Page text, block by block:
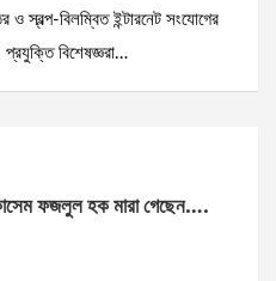
ও স্বল্প-বিলম্বিত ইন্টারনেট সংযোগের
প্রযুক্তি বিশেষজ্ঞরা…
ফজলুল হক মারা গেছেন….